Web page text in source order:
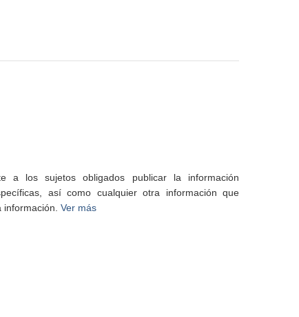
a los sujetos obligados publicar la información
así como cualquier otra información que
Ver más